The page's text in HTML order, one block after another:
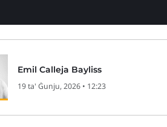
Emil Calleja Bayliss
19 ta' Ġunju, 2026 • 12:23